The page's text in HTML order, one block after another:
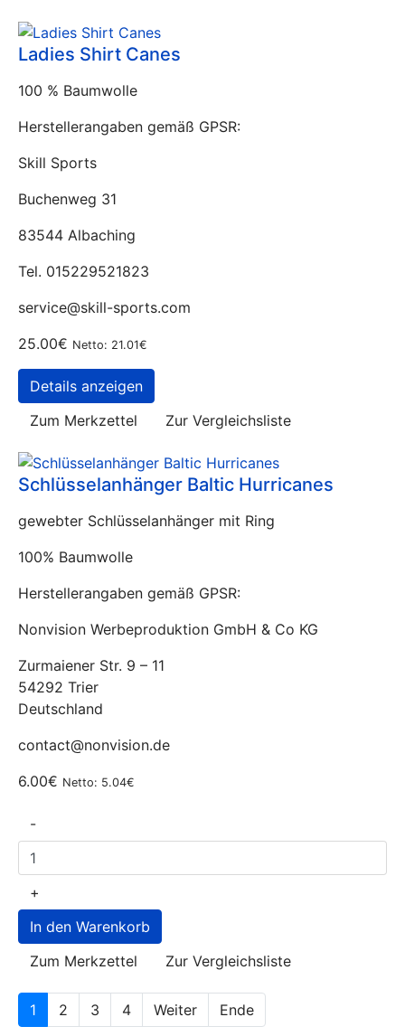
Ladies Shirt Canes
100 % Baumwolle
Herstellerangaben gemäß GPSR:
Skill Sports
Buchenweg 31
83544 Albaching
Tel. 015229521823
service@skill-sports.com
25.00€ Netto: 21.01€
Details anzeigen
Zum Merkzettel
Zur Vergleichsliste
Schlüsselanhänger Baltic Hurricanes
gewebter Schlüsselanhänger mit Ring
100% Baumwolle
Herstellerangaben gemäß GPSR:
Nonvision Werbeproduktion GmbH & Co KG
Zurmaiener Str. 9 – 11
54292 Trier
Deutschland
contact@nonvision.de
6.00€ Netto: 5.04€
-
+
Zum Merkzettel Zur Vergleichsliste
1 2 3 4 Weiter Ende